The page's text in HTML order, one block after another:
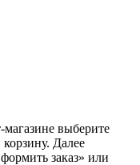
выберите
Далее
заказ» или